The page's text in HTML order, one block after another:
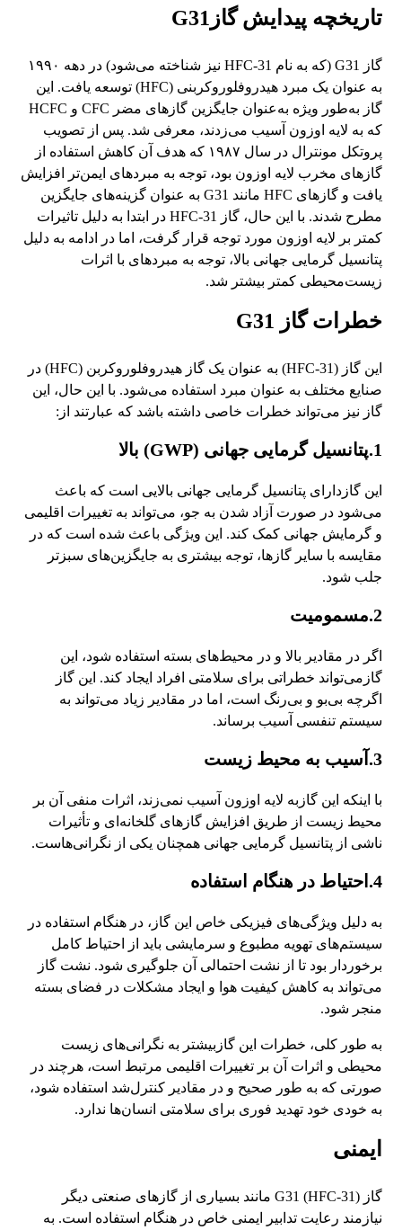
تاریخچه پیدایش گازG31
گاز G31 (که به نام HFC-31 نیز شناخته می‌شود) در دهه ۱۹۹۰
به عنوان یک مبرد هیدروفلوروکربنی (HFC) توسعه یافت. این
گاز به‌طور ویژه به‌عنوان جایگزین گازهای مضر CFC و HCFC
که به لایه اوزون آسیب می‌زدند، معرفی شد. پس از تصویب
پروتکل مونترال در سال ۱۹۸۷ که هدف آن کاهش استفاده از
گازهای مخرب لایه اوزون بود، توجه به مبردهای ایمن‌تر افزایش
یافت و گازهای HFC مانند G31 به عنوان گزینه‌های جایگزین
مطرح شدند. با این حال، گاز HFC-31 در ابتدا به دلیل تاثیرات
کمتر بر لایه اوزون مورد توجه قرار گرفت، اما در ادامه به دلیل
پتانسیل گرمایی جهانی بالا، توجه به مبردهای با اثرات
زیست‌محیطی کمتر بیشتر شد.
خطرات گاز G31
این گاز (HFC-31) به عنوان یک گاز هیدروفلوروکربن (HFC) در
صنایع مختلف به عنوان مبرد استفاده می‌شود. با این حال، این
گاز نیز می‌تواند خطرات خاصی داشته باشد که عبارتند از:
1.پتانسیل گرمایی جهانی (GWP) بالا
این گازدارای پتانسیل گرمایی جهانی بالایی است که باعث
می‌شود در صورت آزاد شدن به جو، می‌تواند به تغییرات اقلیمی
و گرمایش جهانی کمک کند. این ویژگی باعث شده است که در
مقایسه با سایر گازها، توجه بیشتری به جایگزین‌های سبزتر
جلب شود.
2.مسمومیت
اگر در مقادیر بالا و در محیط‌های بسته استفاده شود، این
گازمی‌تواند خطراتی برای سلامتی افراد ایجاد کند. این گاز
اگرچه بی‌بو و بی‌رنگ است، اما در مقادیر زیاد می‌تواند به
سیستم تنفسی آسیب برساند.
3.آسیب به محیط زیست
با اینکه این گازبه لایه اوزون آسیب نمی‌زند، اثرات منفی آن بر
محیط زیست از طریق افزایش گازهای گلخانه‌ای و تأثیرات
ناشی از پتانسیل گرمایی جهانی همچنان یکی از نگرانی‌هاست.
4.احتیاط در هنگام استفاده
به دلیل ویژگی‌های فیزیکی خاص این گاز، در هنگام استفاده در
سیستم‌های تهویه مطبوع و سرمایشی باید از احتیاط کامل
برخوردار بود تا از نشت احتمالی آن جلوگیری شود. نشت گاز
می‌تواند به کاهش کیفیت هوا و ایجاد مشکلات در فضای بسته
منجر شود.
به طور کلی، خطرات این گازبیشتر به نگرانی‌های زیست‌
محیطی و اثرات آن بر تغییرات اقلیمی مرتبط است، هرچند در
صورتی که به طور صحیح و در مقادیر کنترل‌شد استفاده شود،
به خودی خود تهدید فوری برای سلامتی انسان‌ها ندارد.
ایمنی
گاز G31 (HFC-31) مانند بسیاری از گازهای صنعتی دیگر
نیازمند رعایت تدابیر ایمنی خاص در هنگام استفاده است. به